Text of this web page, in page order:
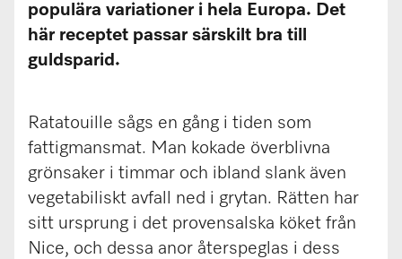
populära variationer i hela Europa. Det
här receptet passar särskilt bra till
guldsparid.
Ratatouille sågs en gång i tiden som
fattigmansmat. Man kokade överblivna
grönsaker i timmar och ibland slank även
vegetabiliskt avfall ned i grytan. Rätten har
sitt ursprung i det provensalska köket från
Nice, och dessa anor återspeglas i dess